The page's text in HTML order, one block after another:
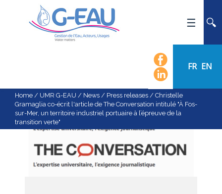
FR EN
NEWS
EVENTS
CALENDAR OF EVENTS
STAFF
Home / UMR G-EAU / News / Press releases / Christelle
Gramaglia co-écrit l'article de The Conversation intitulé "À Fos-
sur-Mer, un territoire industriel portuaire à l’épreuve de la
transition verte"